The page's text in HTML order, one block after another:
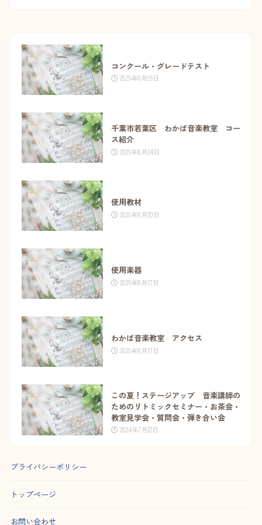
コンクール・グレードテスト
2025年8月25日
千葉市若葉区 わかば音楽教室 コー
ス紹介
2025年8月24日
使用教材
2025年8月20日
使用楽器
2025年8月17日
わかば音楽教室 アクセス
2025年8月17日
この夏！ステージアップ 音楽講師の
ためのリトミックセミナー・お茶会・
教室見学会・質問会・弾き合い会
2024年7月22日
プライバシーポリシー
トップページ
お問い合わせ